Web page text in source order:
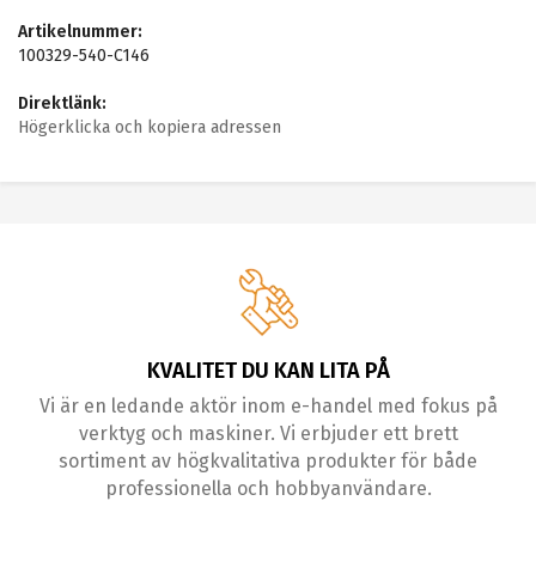
Artikelnummer:
100329-540-C146
Direktlänk:
Högerklicka och kopiera adressen
KVALITET DU KAN LITA PÅ
Vi är en ledande aktör inom e-handel med fokus på
verktyg och maskiner. Vi erbjuder ett brett
sortiment av högkvalitativa produkter för både
professionella och hobbyanvändare.